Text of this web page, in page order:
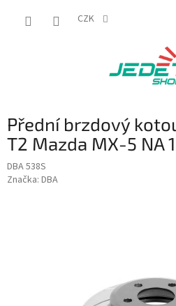
CZK
Přední brzdový
T2 Mazda MX-5 NA
DBA 538S
Značka: DBA